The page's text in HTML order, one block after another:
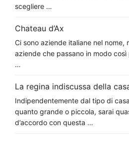
scegliere …
Chateau d’Ax
Ci sono aziende italiane nel nome,
aziende che passano in modo così
…
La regina indiscussa della
Indipendentemente dal tipo di
quanto grande o piccola, sarai
d’accordo con questa …